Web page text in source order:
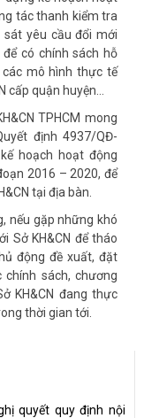
tác thanh kiểm tra
sát yêu cầu đổi mới
có chính sách hỗ
mô hình thực tế
cấp quận huyện…
TPHCM mong
định 4937/QĐ-
hoạch hoạt động
2016 – 2020, để
tại địa bàn.
nếu gặp những khó
Sở KH&CN để tháo
động đề xuất, đặt
chính sách, chương
KH&CN đang thực
thời gian tới.
quyết quy định nội